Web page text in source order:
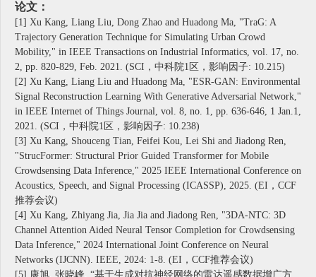
论文：
[1] Xu Kang, Liang Liu, Dong Zhao and Huadong Ma, "TraG: A
Trajectory Generation Technique for Simulating Urban Crowd
Mobility," in IEEE Transactions on Industrial Informatics, vol. 17, no.
2, pp. 820-829, Feb. 2021. (SCI，中科院1区，影响因子: 10.215)
[2] Xu Kang, Liang Liu and Huadong Ma, "ESR-GAN: Environmental
Signal Reconstruction Learning With Generative Adversarial Network,"
in IEEE Internet of Things Journal, vol. 8, no. 1, pp. 636-646, 1 Jan.1,
2021. (SCI，中科院1区，影响因子: 10.238)
[3] Xu Kang, Shouceng Tian, Feifei Kou, Lei Shi and Jiadong Ren,
"StrucFormer: Structural Prior Guided Transformer for Mobile
Crowdsensing Data Inference," 2025 IEEE International Conference on
Acoustics, Speech, and Signal Processing (ICASSP), 2025. (EI，CCF
推荐会议)
[4] Xu Kang, Zhiyang Jia, Jia Jia and Jiadong Ren, "3DA-NTC: 3D
Channel Attention Aided Neural Tensor Completion for Crowdsensing
Data Inference," 2024 International Joint Conference on Neural
Networks (IJCNN). IEEE, 2024: 1-8. (EI，CCF推荐会议)
[5] 康旭, 张晓峰, “基于生成对抗神经网络的雷达遥感数据增广方